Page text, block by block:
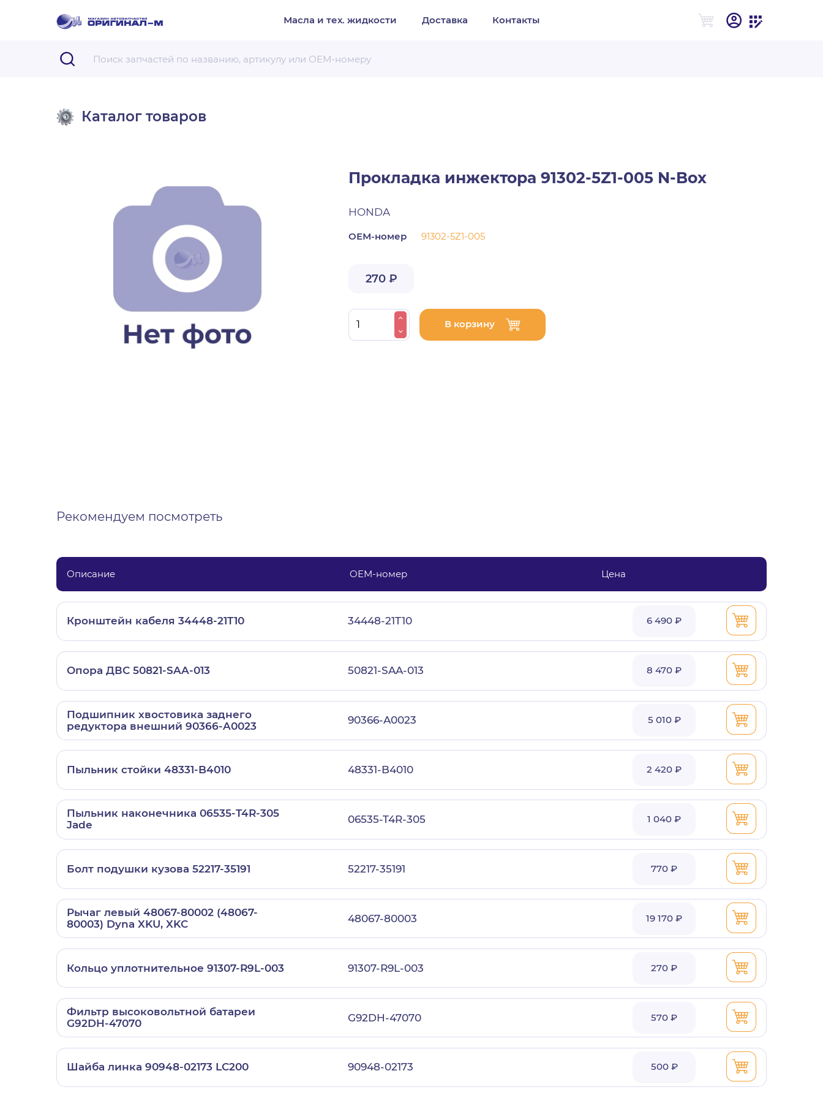
Масла и тех. жидкости Доставка Контакты
Каталог товаров
Прокладка инжектора 91302-5Z1-005 N-Box
HONDA
ОЕМ-номер 91302-5Z1-005
270 ₽
В корзину
Рекомендуем посмотреть
Описание OEM-номер Цена
Кронштейн кабеля 34448-21T10 34448-21T10 6 490 ₽
Опора ДВС 50821-SAA-013 50821-SAA-013 8 470 ₽
Подшипник хвостовика заднего
редуктора внешний 90366-A0023
90366-A0023 5 010 ₽
Пыльник стойки 48331-B4010 48331-B4010 2 420 ₽
Пыльник наконечника 06535-T4R-305
Jade
06535-T4R-305 1 040 ₽
Болт подушки кузова 52217-35191 52217-35191 770 ₽
Рычаг левый 48067-80002 (48067-
80003) Dyna XKU, XKC
48067-80003 19 170 ₽
Кольцо уплотнительное 91307-R9L-003 91307-R9L-003 270 ₽
Фильтр высоковольтной батареи
G92DH-47070
G92DH-47070 570 ₽
Шайба линка 90948-02173 LC200 90948-02173 500 ₽